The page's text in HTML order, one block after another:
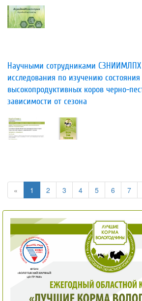
Научными сотрудниками
исследования по изучению
высокопродуктивных коров черно-
зависимости от сезона
« 1 2 3 4 5 6 7